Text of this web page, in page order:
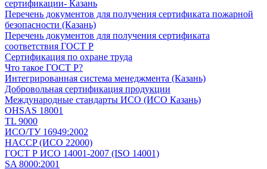
сертификации- Казань
Перечень документов для получения сертификата пожарной
безопасности (Казань)
Перечень документов для получения сертификата
соответствия ГОСТ Р
Сертификация по охране труда
Что такое ГОСТ Р?
Интегрированная система менеджмента (Казань)
Добровольная сертификация продукции
Международные стандарты ИСО (ИСО Казань)
OHSAS 18001
TL 9000
ИСО/ТУ 16949:2002
HACCP (ИСО 22000)
ГОСТ Р ИСО 14001-2007 (ISO 14001)
SA 8000:2001